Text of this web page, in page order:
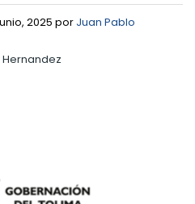
2025 por Juan Pablo